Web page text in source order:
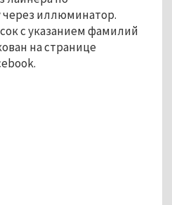
иллюминатор.
с указанием фамилий
на странице